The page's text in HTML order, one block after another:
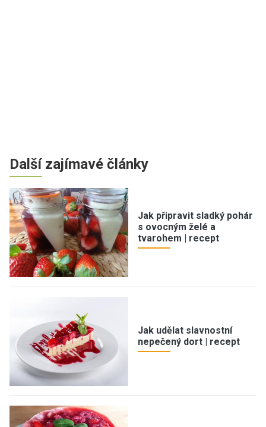
Další zajímavé články
Jak připravit sladký pohár
s ovocným želé a
tvarohem | recept
Jak udělat slavnostní
nepečený dort | recept